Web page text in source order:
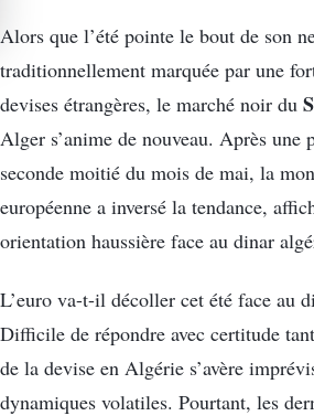
Alors que l’été pointe le bout de son
traditionnellement marquée par une
devises étrangères, le marché noir du
Alger s’anime de nouveau. Après une
seconde moitié du mois de mai, la
européenne a inversé la tendance,
orientation haussière face au dinar
L’euro va-t-il décoller cet été face au
Difficile de répondre avec certitude
de la devise en Algérie s’avère
dynamiques volatiles. Pourtant, les